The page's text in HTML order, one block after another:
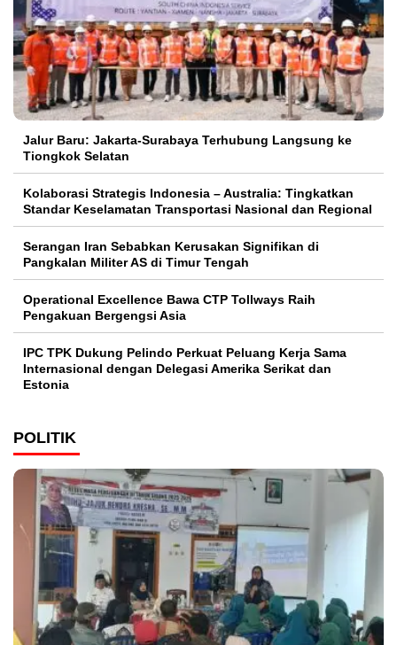
Jalur Baru: Jakarta-Surabaya Terhubung Langsung ke
Tiongkok Selatan
Kolaborasi Strategis Indonesia – Australia: Tingkatkan
Standar Keselamatan Transportasi Nasional dan Regional
Serangan Iran Sebabkan Kerusakan Signifikan di
Pangkalan Militer AS di Timur Tengah
Operational Excellence Bawa CTP Tollways Raih
Pengakuan Bergengsi Asia
IPC TPK Dukung Pelindo Perkuat Peluang Kerja Sama
Internasional dengan Delegasi Amerika Serikat dan
Estonia
POLITIK